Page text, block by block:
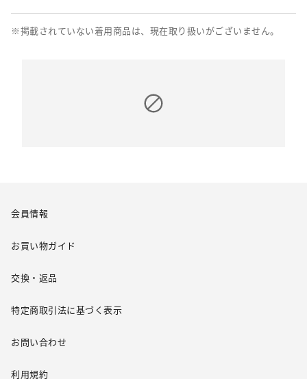
※掲載されていない着用商品は、現在取り扱いがございません。
会員情報
お買い物ガイド
交換・返品
特定商取引法に基づく表示
お問い合わせ
利用規約